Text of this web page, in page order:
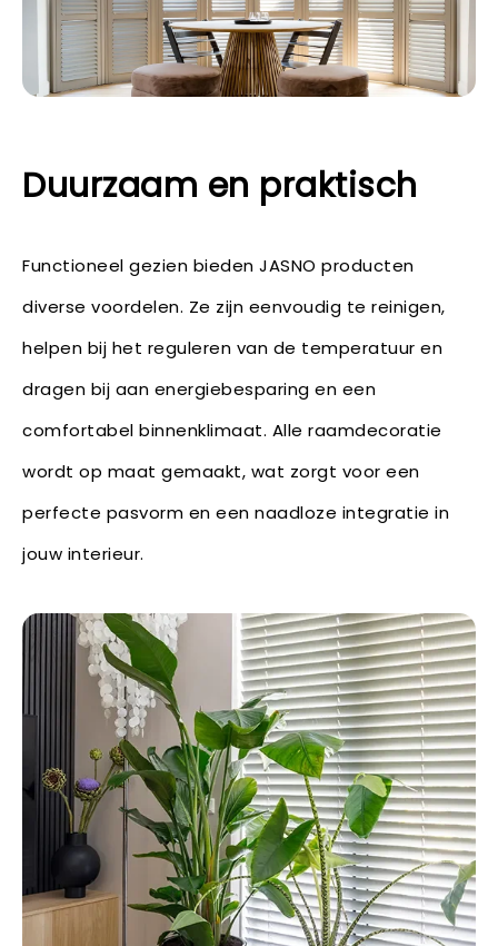
Duurzaam en praktisch
Functioneel gezien bieden JASNO producten
diverse voordelen. Ze zijn eenvoudig te reinigen,
helpen bij het reguleren van de temperatuur en
dragen bij aan energiebesparing en een
comfortabel binnenklimaat. Alle raamdecoratie
wordt op maat gemaakt, wat zorgt voor een
perfecte pasvorm en een naadloze integratie in
jouw interieur.